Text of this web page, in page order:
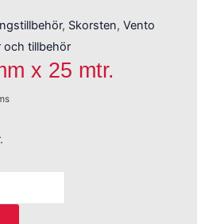
, Skorsten, Vento
och tillbehör
x 25 mtr.